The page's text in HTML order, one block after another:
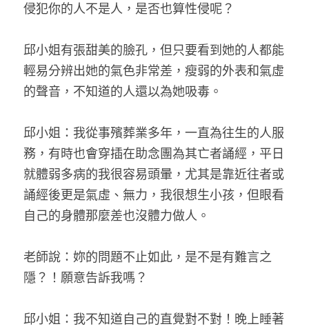
侵犯你的人不是人，是否也算性侵呢？
邱小姐有張甜美的臉孔，但只要看到她的人都能
輕易分辨出她的氣色非常差，瘦弱的外表和氣虛
的聲音，不知道的人還以為她吸毒。
邱小姐：我從事殯葬業多年，一直為往生的人服
務，有時也會穿插在助念團為其亡者誦經，平日
就體弱多病的我很容易頭暈，尤其是靠近往者或
誦經後更是氣虛、無力，我很想生小孩，但眼看
自己的身體那麼差也沒體力做人。
老師說：妳的問題不止如此，是不是有難言之
隱？！願意告訴我嗎？
邱小姐：我不知道自己的直覺對不對！晚上睡著